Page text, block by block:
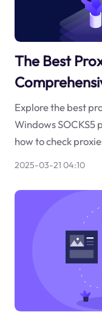
The Best
Explore the best
Windows SOCKS5
how to check
2025-03-21 04:10